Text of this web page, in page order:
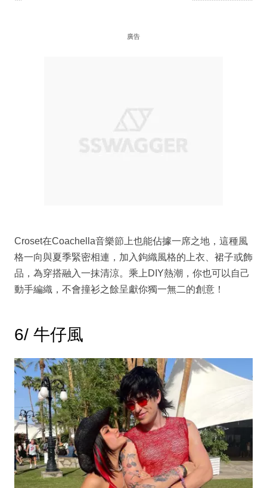
廣告
Croset在Coachella音樂節上也能佔據一席之地，這種風
格一向與夏季緊密相連，加入鉤織風格的上衣、裙子或飾
品，為穿搭融入一抹清涼。乘上DIY熱潮，你也可以自己
動手編織，不會撞衫之餘呈獻你獨一無二的創意！
6/ 牛仔風